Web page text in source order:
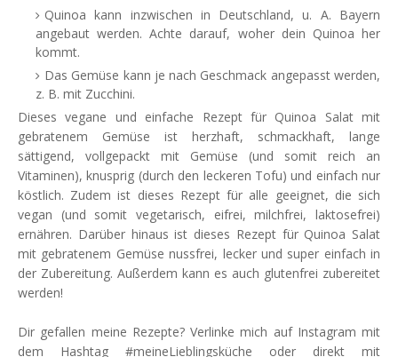
Quinoa kann inzwischen in Deutschland, u. A. Bayern
angebaut werden. Achte darauf, woher dein Quinoa her
kommt.
Das Gemüse kann je nach Geschmack angepasst werden,
z. B. mit Zucchini.
Dieses vegane und einfache Rezept für Quinoa Salat mit
gebratenem Gemüse ist herzhaft, schmackhaft, lange
sättigend, vollgepackt mit Gemüse (und somit reich an
Vitaminen), knusprig (durch den leckeren Tofu) und einfach nur
köstlich. Zudem ist dieses Rezept für alle geeignet, die sich
vegan (und somit vegetarisch, eifrei, milchfrei, laktosefrei)
ernähren. Darüber hinaus ist dieses Rezept für Quinoa Salat
mit gebratenem Gemüse nussfrei, lecker und super einfach in
der Zubereitung. Außerdem kann es auch glutenfrei zubereitet
werden!
Dir gefallen meine Rezepte? Verlinke mich auf Instagram mit
dem Hashtag #meineLieblingsküche oder direkt mit